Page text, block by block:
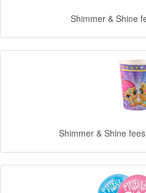
Mickey
&
Avengers
Forever
Shimmer & Shine
Shimmer & Shine